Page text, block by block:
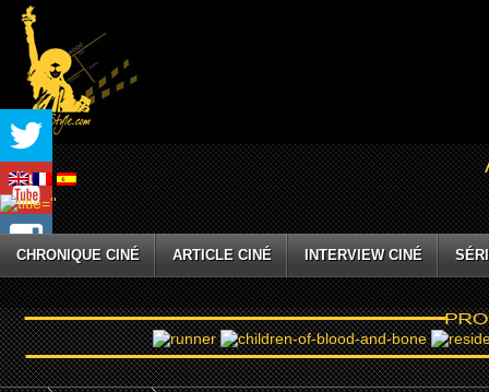
CHRONIQUE CINÉ ARTICLE CINÉ INTERVIEW CINÉ